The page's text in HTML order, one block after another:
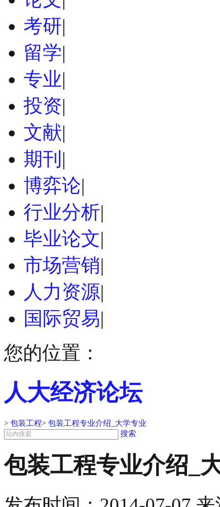
考研|
留学|
专业|
投资|
文献|
期刊 |
博弈论|
行业分析|
毕业论文|
市场营销|
人力资源|
国际贸易|
您的位置：
人大经济论坛
> 包装工程> 包装工程专业介绍_大学专业
搜索
包装工程专业介绍_